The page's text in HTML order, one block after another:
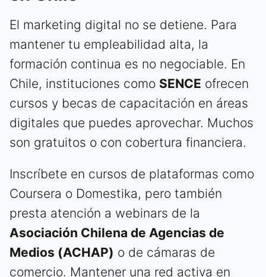
El marketing digital no se detiene. Para
mantener tu empleabilidad alta, la
formación continua es no negociable. En
Chile, instituciones como SENCE ofrecen
cursos y becas de capacitación en áreas
digitales que puedes aprovechar. Muchos
son gratuitos o con cobertura financiera.
Inscríbete en cursos de plataformas como
Coursera o Domestika, pero también
presta atención a webinars de la
Asociación Chilena de Agencias de
Medios (ACHAP) o de cámaras de
comercio. Mantener una red activa en